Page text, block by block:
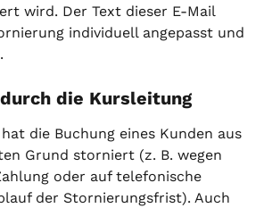
wird. Der Text dieser E-Mail
individuell angepasst und
die Kursleitung
die Buchung eines Kunden aus
Grund storniert (z. B. wegen
oder auf telefonische
der Stornierungsfrist). Auch